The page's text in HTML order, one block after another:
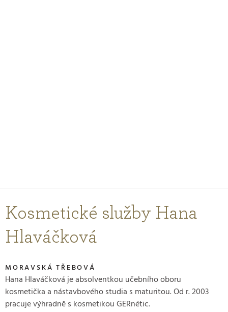
Kosmetické služby Hana
Hlaváčková
MORAVSKÁ TŘEBOVÁ
Hana Hlaváčková je absolventkou učebního oboru
kosmetička a nástavbového studia s maturitou. Od r. 2003
pracuje výhradně s kosmetikou GERnétic.